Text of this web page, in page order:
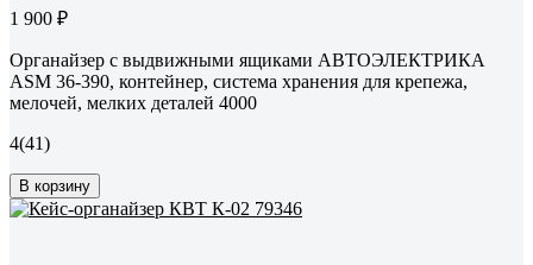
1 900 ₽
Органайзер с выдвижными ящиками АВТОЭЛЕКТРИКА
ASM 36-390, контейнер, система хранения для крепежа,
мелочей, мелких деталей 4000
4(41)
В корзину